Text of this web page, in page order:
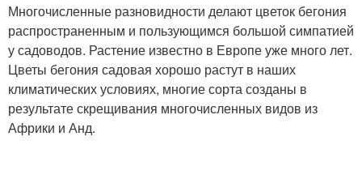
Многочисленные разновидности делают цветок бегония
распространенным и пользующимся большой симпатией
у садоводов. Растение известно в Европе уже много лет.
Цветы бегония садовая хорошо растут в наших
климатических условиях, многие сорта созданы в
результате скрещивания многочисленных видов из
Африки и Анд.